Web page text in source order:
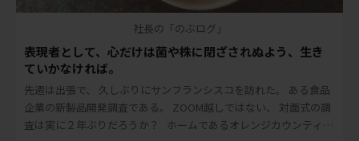
社長の「のぶログ」
表現者として、心だけは菌や株に閉ざされぬよう、生き
ていかなければ。
先週は出張で、 久しぶりにサンフランシスコを訪れた。 ある食品
企業の新製品開発調査である。 ZOOM越しではない、 対面式の調
査は実に２年ぶりだろうか？ ホームであるオレンジカウンティ